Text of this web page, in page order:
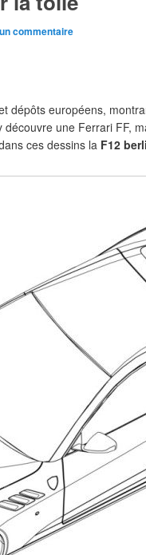
commentaire
dépôts européens,
une Ferrari FF,
ces dessins la F12